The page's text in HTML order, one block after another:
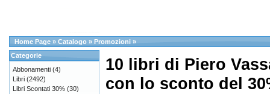
Home Page » Catalogo » Promozioni »
10 libri di Piero
con lo sconto del
Categorie
Abbonamenti (4)
Libri (2492)
Libri Scontati 30% (30)